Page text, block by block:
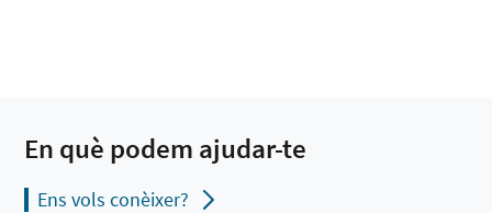
En què podem ajudar-te
Ens vols conèixer?